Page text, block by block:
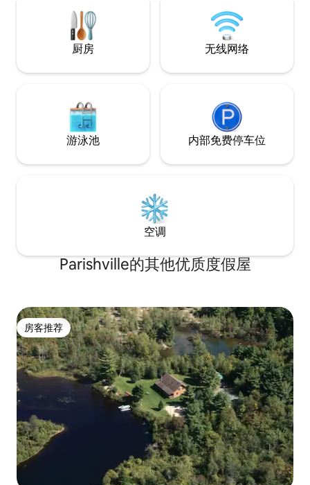
包括数英里长的徒
探索！
厨房 无线网络
游泳池 内部免费停车位
空调
Parishville的其他优质度假屋
房客推荐
房客推荐